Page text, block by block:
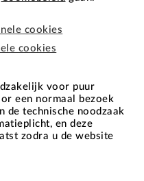
cookies
cookies
voor puur
een normaal bezoek
de technische noodzaak
en deze
zodra u de website